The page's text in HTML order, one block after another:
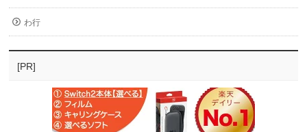
わ行
[PR]